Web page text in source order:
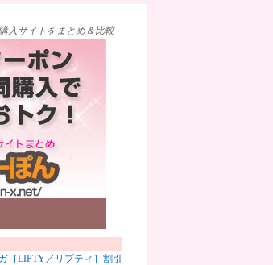
入サイトをまとめ＆比較
［LIPTY／リプティ］割引